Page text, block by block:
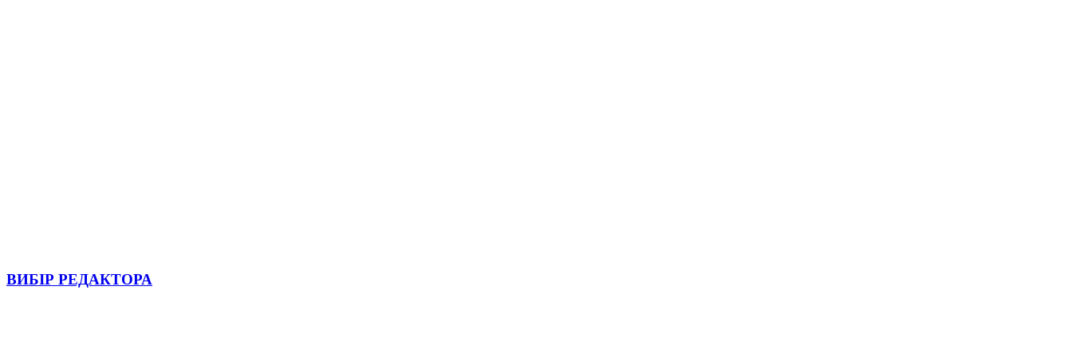
ВИБІР РЕДАКТОРА